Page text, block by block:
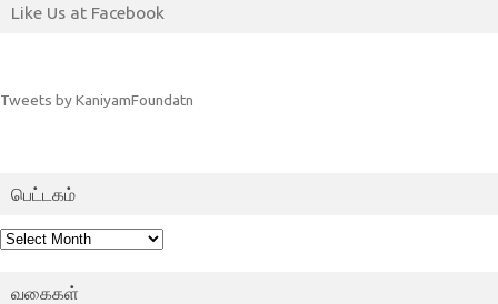
Like Us at Facebook
Tweets by KaniyamFoundatn
பெட்டகம்
பெட்டகம்
வகைகள்